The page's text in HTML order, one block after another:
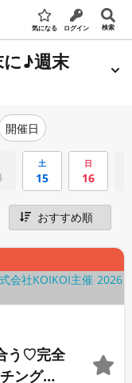
気になる ログイン 検索
♪週末
開催日
土
15
日
16
う♡完全
ングコ